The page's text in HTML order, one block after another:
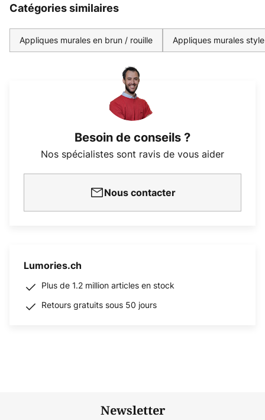
Catégories similaires
Appliques murales en brun / rouille Appliques murales
Besoin de conseils ?
Nos spécialistes sont ravis de vous aider
Nous contacter
Lumories.ch
Plus de 1.2 million articles en stock
Retours gratuits sous 50 jours
Newsletter